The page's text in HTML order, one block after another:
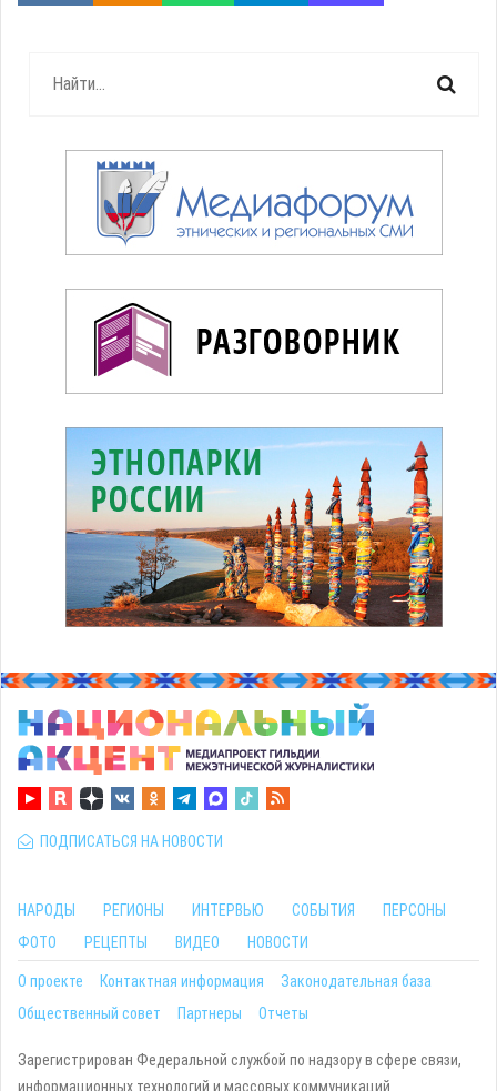
ПОДПИСАТЬСЯ НА НОВОСТИ
НАРОДЫ РЕГИОНЫ ИНТЕРВЬЮ СОБЫТИЯ
ПЕРСОНЫ
ФОТО
РЕЦЕПТЫ ВИДЕО НОВОСТИ
О проекте Контактная информация
Законодательная база
Общественный совет
Партнеры Отчеты
Зарегистрирован Федеральной службой по надзору в сфере связи,
информационных технологий и массовых коммуникаций